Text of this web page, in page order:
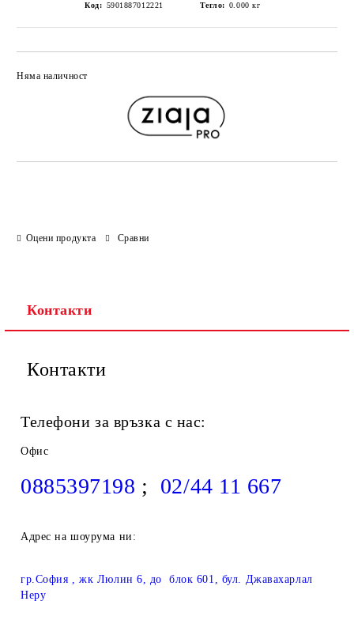
Код: 5901887012221 Тегло: 0.000 кг
Няма наличност
Оцени продукта Сравни
Контакти
Контакти
Телефони за връзка с нас:
Офис
0885397198 ; 02/44 11 667
Адрес на шоурума ни:
гр.София , жк Люлин 6, до блок 601, бул. Джавахарлал
Неру